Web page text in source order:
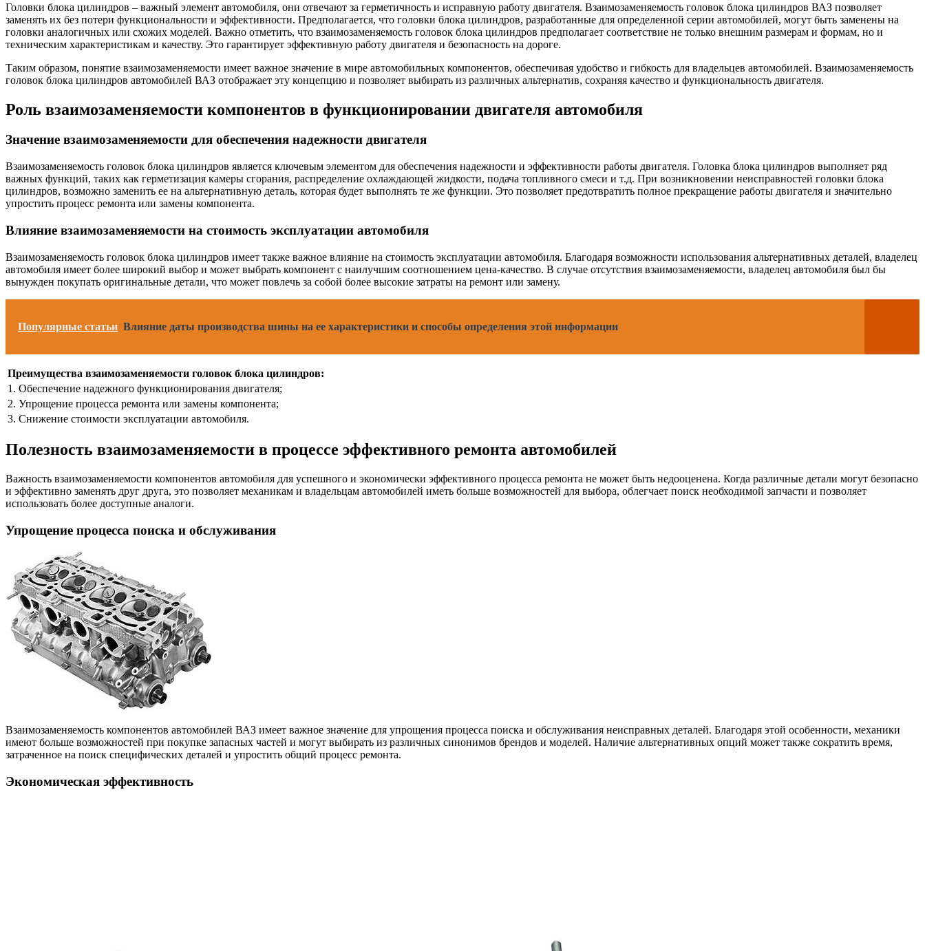
Головки блока цилиндров – важный элемент автомобиля, они отвечают за герметичность и исправную работу двигателя. Взаимозаменяемость головок блока цилиндров ВАЗ позволяет
заменять их без потери функциональности и эффективности. Предполагается, что головки блока цилиндров, разработанные для определенной серии автомобилей, могут быть заменены на
головки аналогичных или схожих моделей. Важно отметить, что взаимозаменяемость головок блока цилиндров предполагает соответствие не только внешним размерам и формам, но и
техническим характеристикам и качеству. Это гарантирует эффективную работу двигателя и безопасность на дороге.
Таким образом, понятие взаимозаменяемости имеет важное значение в мире автомобильных компонентов, обеспечивая удобство и гибкость для владельцев автомобилей. Взаимозаменяемость
головок блока цилиндров автомобилей ВАЗ отображает эту концепцию и позволяет выбирать из различных альтернатив, сохраняя качество и функциональность двигателя.
Роль взаимозаменяемости компонентов в функционировании двигателя автомобиля
Значение взаимозаменяемости для обеспечения надежности двигателя
Взаимозаменяемость головок блока цилиндров является ключевым элементом для обеспечения надежности и эффективности работы двигателя. Головка блока цилиндров выполняет ряд
важных функций, таких как герметизация камеры сгорания, распределение охлаждающей жидкости, подача топливного смеси и т.д. При возникновении неисправностей головки блока
цилиндров, возможно заменить ее на альтернативную деталь, которая будет выполнять те же функции. Это позволяет предотвратить полное прекращение работы двигателя и значительно
упростить процесс ремонта или замены компонента.
Влияние взаимозаменяемости на стоимость эксплуатации автомобиля
Взаимозаменяемость головок блока цилиндров имеет также важное влияние на стоимость эксплуатации автомобиля. Благодаря возможности использования альтернативных деталей, владелец
автомобиля имеет более широкий выбор и может выбрать компонент с наилучшим соотношением цена-качество. В случае отсутствия взаимозаменяемости, владелец автомобиля был бы
вынужден покупать оригинальные детали, что может повлечь за собой более высокие затраты на ремонт или замену.
Популярные статьи Влияние даты производства шины на ее характеристики и способы определения этой информации
Преимущества взаимозаменяемости головок блока цилиндров:
1. Обеспечение надежного функционирования двигателя;
2. Упрощение процесса ремонта или замены компонента;
3. Снижение стоимости эксплуатации автомобиля.
Полезность взаимозаменяемости в процессе эффективного ремонта автомобилей
Важность взаимозаменяемости компонентов автомобиля для успешного и экономически эффективного процесса ремонта не может быть недооценена. Когда различные детали могут безопасно
и эффективно заменять друг друга, это позволяет механикам и владельцам автомобилей иметь больше возможностей для выбора, облегчает поиск необходимой запчасти и позволяет
использовать более доступные аналоги.
Упрощение процесса поиска и обслуживания
Взаимозаменяемость компонентов автомобилей ВАЗ имеет важное значение для упрощения процесса поиска и обслуживания неисправных деталей. Благодаря этой особенности, механики
имеют больше возможностей при покупке запасных частей и могут выбирать из различных синонимов брендов и моделей. Наличие альтернативных опций может также сократить время,
затраченное на поиск специфических деталей и упростить общий процесс ремонта.
Экономическая эффективность